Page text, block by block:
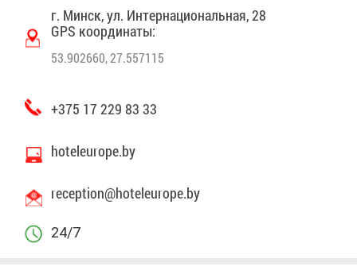
г. Минск, ул. Ин­тер­на­ци­о­наль­ная, 28
GPS ко­ор­ди­на­ты:
53.902660, 27.557115
+375 17 229 83 33
hoteleurope.by
reception@​hot​eleu​rope.​by
24/7